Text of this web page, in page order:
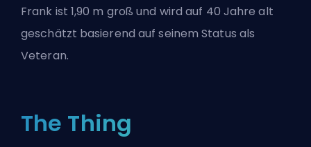
Frank ist 1,90 m groß und wird auf 40 Jahre alt
geschätzt basierend auf seinem Status als
Veteran.
The Thing